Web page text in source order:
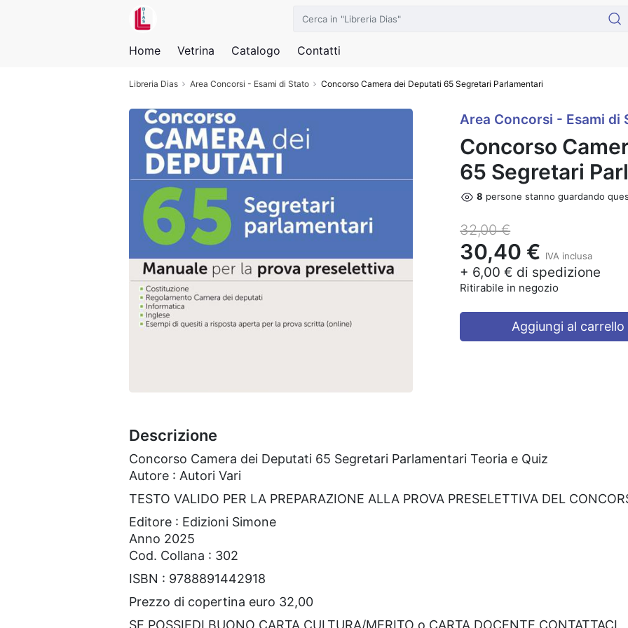
Home Vetrina Catalogo Contatti
Libreria Dias Area Concorsi - Esami di Stato Concorso Camera dei Deputati 65 Segretari Parlamentari
Area Concorsi - Esami di
Concorso
65 Segretari
7 persone stanno guardando
32,00 €
30,40 € IVA inclusa
+ 6,00 € di spedizione
Ritirabile in negozio
Aggiungi al carrello
Descrizione
Concorso Camera dei Deputati 65 Segretari Parlamentari Teoria e Quiz
Autore : Autori Vari
TESTO VALIDO PER LA PREPARAZIONE ALLA PROVA PRESELETTIVA DEL
Editore : Edizioni Simone
Anno 2025
Cod. Collana : 302
ISBN : 9788891442918
Prezzo di copertina euro 32,00
SE POSSIEDI BUONO CARTA CULTURA/MERITO o CARTA DOCENTE CONTATTACI